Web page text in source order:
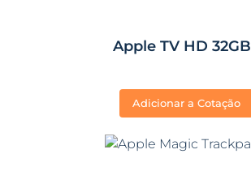
Apple TV HD 32GB
Adicionar a Cotação